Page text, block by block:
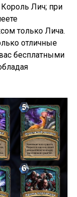
Лич; при
только Лича.
отличные
бесплатными